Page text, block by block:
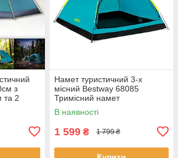
з
та 2
Намет туристичний 3-х
місний Bestway 68085
Тримісний намет
210х210х130 см
В наявності
1 599 ₴ 1 799 ₴